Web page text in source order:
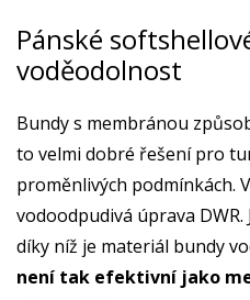
Pánské
voděodolnost
Bundy s membránou
to velmi dobré řešení pro
proměnlivých podmínkách.
vodoodpudivá úprava
díky níž je materiál bundy
není tak efektivní jako